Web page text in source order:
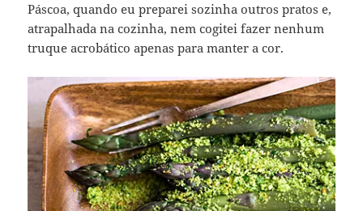
Páscoa, quando eu preparei sozinha outros pratos e,
atrapalhada na cozinha, nem cogitei fazer nenhum
truque acrobático apenas para manter a cor.